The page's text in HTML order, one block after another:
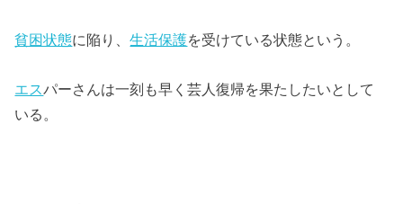
貧困状態に陥り、生活保護を受けている状態という。
エスパーさんは一刻も早く芸人復帰を果たしたいとして
いる。